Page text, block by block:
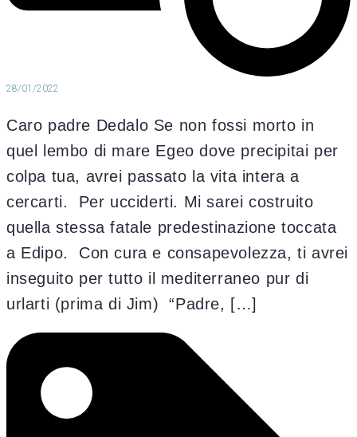
28/01/2022
Caro padre Dedalo Se non fossi morto in
quel lembo di mare Egeo dove precipitai per
colpa tua, avrei passato la vita intera a
cercarti. Per ucciderti. Mi sarei costruito
quella stessa fatale predestinazione toccata
a Edipo. Con cura e consapevolezza, ti avrei
inseguito per tutto il mediterraneo pur di
urlarti (prima di Jim) “Padre, […]